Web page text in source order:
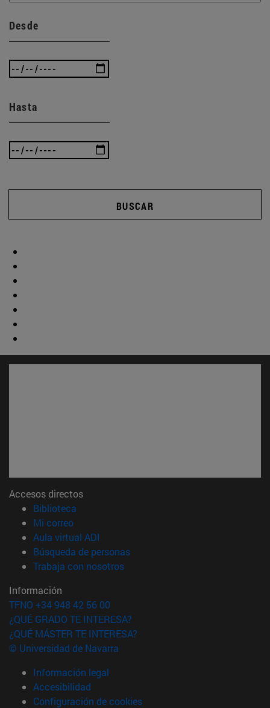
Desde
Hasta
BUSCAR
Accesos directos
Biblioteca
Mi correo(abre en nueva ventana)
Aula virtual ADI
Búsqueda de personas(abre en nueva ventana)
Trabaja con nosotros(abre en nueva ventana)
Información
TFNO +34 948 42 56 00
¿QUÉ GRADO TE INTERESA?
¿QUÉ MÁSTER TE INTERESA?
© Universidad de Navarra
Información legal
Accesibilidad
Configuración de cookies